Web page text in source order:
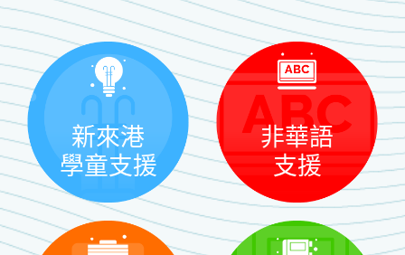
新來港
學童支援
非華語
支援